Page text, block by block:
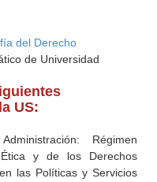
del Derecho
de Universidad
US:
Régimen
y de los Derechos
las Políticas y Servicios